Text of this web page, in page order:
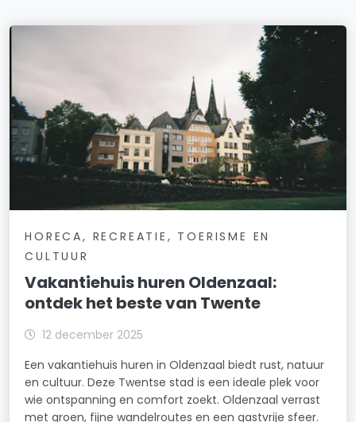
HORECA, RECREATIE, TOERISME EN
CULTUUR
Vakantiehuis huren Oldenzaal:
ontdek het beste van Twente
12 december 2025
Een vakantiehuis huren in Oldenzaal biedt rust, natuur
en cultuur. Deze Twentse stad is een ideale plek voor
wie ontspanning en comfort zoekt. Oldenzaal verrast
met groen, fijne wandelroutes en een gastvrije sfeer.